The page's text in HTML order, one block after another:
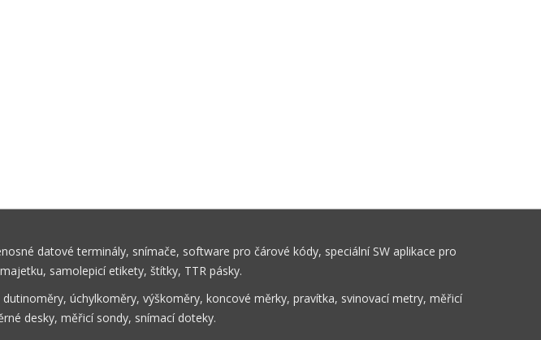
datové terminály, snímače, software pro čárové kódy, speciální SW aplikace pro
samolepicí etikety, štítky, TTR pásky.
úchylkoměry, výškoměry, koncové měrky, pravítka, svinovací metry, měřicí
desky, měřicí sondy, snímací doteky.